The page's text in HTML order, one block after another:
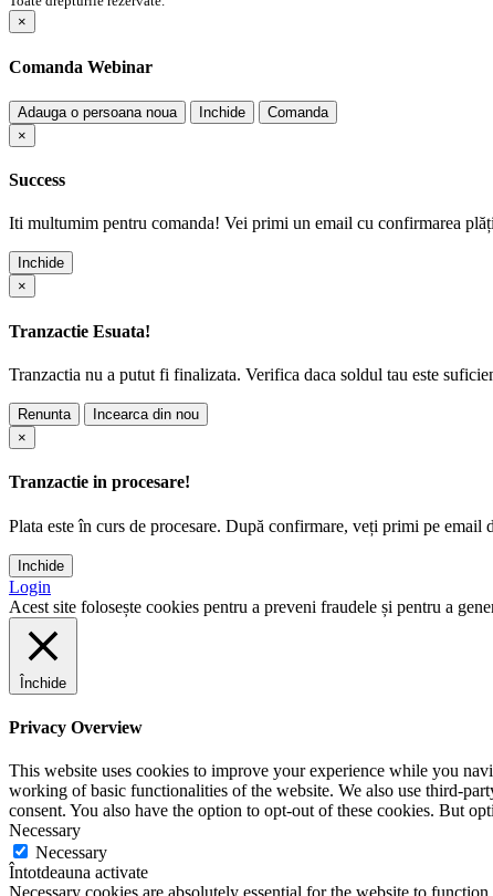
×
Comanda Webinar
Adauga o persoana noua Inchide
Comanda
×
Success
Iti multumim pentru comanda! Vei primi un email cu confirmarea
Inchide
×
Tranzactie Esuata!
Tranzactia nu a putut fi finalizata. Verifica daca soldul tau este
Renunta
Incearca din nou
×
Tranzactie in procesare!
Plata este în curs de procesare. După confirmare, veți primi pe email
Inchide
Login
Acest site folosește cookies pentru a preveni fraudele și pentru a
Închide
Privacy Overview
This website uses cookies to improve your experience while you
working of basic functionalities of the website. We also use third-
consent. You also have the option to opt-out of these cookies. But
Necessary
Necessary
Întotdeauna activate
Necessary cookies are absolutely essential for the website to